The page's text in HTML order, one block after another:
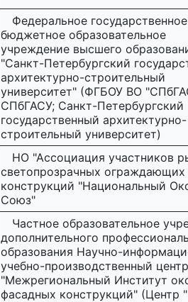
Федеральное государственное
бюджетное образовательное
учреждение высшего
"Санкт-Петербургский
архитектурно-строительный
университет" (ФГБОУ ВО
СПбГАСУ; Санкт-Петербургский
государственный архитектурно-
строительный университет)
НО "Ассоциация участников
светопрозрачных ограждающих
конструкций "Национальный
Союз"
Частное образовательное
дополнительного
образования Научно-
учебно-производственный центр
"Межрегиональный Институт
фасадных конструкций" (Центр